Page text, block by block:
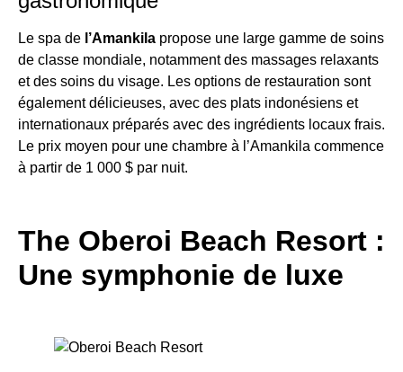
Le spa de l’Amankila propose une large gamme de soins
de classe mondiale, notamment des massages relaxants
et des soins du visage. Les options de restauration sont
également délicieuses, avec des plats indonésiens et
internationaux préparés avec des ingrédients locaux frais.
Le prix moyen pour une chambre à l’Amankila commence
à partir de 1 000 $ par nuit.
The Oberoi Beach Resort :
Une symphonie de luxe